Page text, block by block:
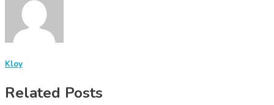
Kloy
Related Posts